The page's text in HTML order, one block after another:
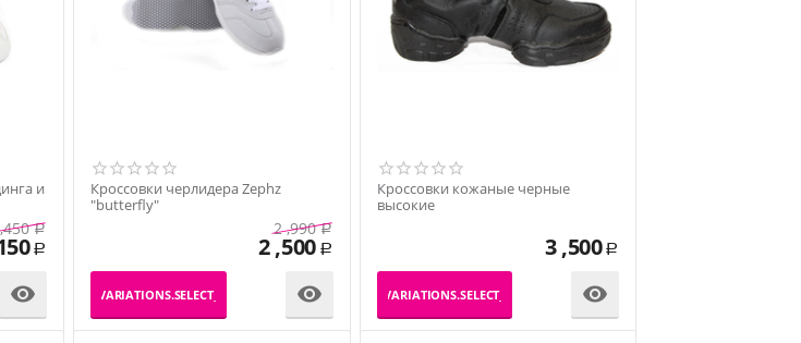
и
Р
Р

Кроссовки черлидера Zephz
"butterfly"
2 ,990 Р
2 ,500 Р
_PRODUCT_VARIATIONS.SELECT_VARIATION 
Кроссовки кожаные черные
высокие
3 ,500 Р
_PRODUCT_VARIATIONS.SELECT_VARIATION 